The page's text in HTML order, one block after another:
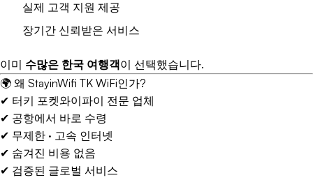
실제 고객 지원 제공
장기간 신뢰받은 서비스
이미 수많은 한국 여행객이 선택했습니다.
🌍 왜 StayinWifi TK WiFi인가?
✔ 터키 포켓와이파이 전문 업체
✔ 공항에서 바로 수령
✔ 무제한 · 고속 인터넷
✔ 숨겨진 비용 없음
✔ 검증된 글로벌 서비스